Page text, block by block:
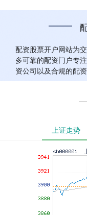
配资股票开户网站为
多可靠的配资门户专
资公司以及合规的配资
上证走势